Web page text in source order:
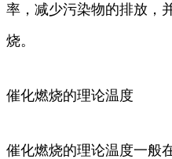
率，减少污染物的排放，
烧。
催化燃烧的理论温度
催化燃烧的理论温度一般